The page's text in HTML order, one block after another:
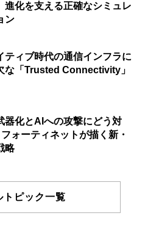
化を支える正確なシミュレ
ン
ティブ時代の通信インフラに
な「Trusted Connectivity」
器化とAIへの攻撃にどう対
ォーティネットが描く新・
略
トピック一覧